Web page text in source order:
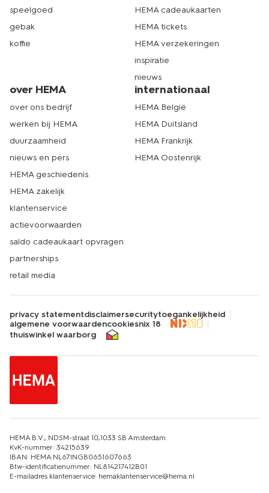
speelgoed
gebak
koffie
HEMA cadeaukaarten
HEMA tickets
HEMA verzekeringen
inspiratie
nieuws
over HEMA
over ons bedrijf
werken bij HEMA
duurzaamheid
nieuws en pers
HEMA geschiedenis
HEMA zakelijk
klantenservice
actievoorwaarden
saldo cadeaukaart opvragen
partnerships
retail media
internationaal
HEMA België
HEMA Duitsland
HEMA Frankrijk
HEMA Oostenrijk
privacy statementdisclaimersecuritytoegankelijkheid
algemene voorwaardencookiesnix 18
thuiswinkel waarborg
HEMA B.V., NDSM-straat 10,1033 SB Amsterdam
KvK-nummer: 34215639
IBAN: HEMA NL67INGB0651607663
Btw-identificatienummer: NL814217412B01
E-mailadres klantenservice: hemaklantenservice@hema.nl